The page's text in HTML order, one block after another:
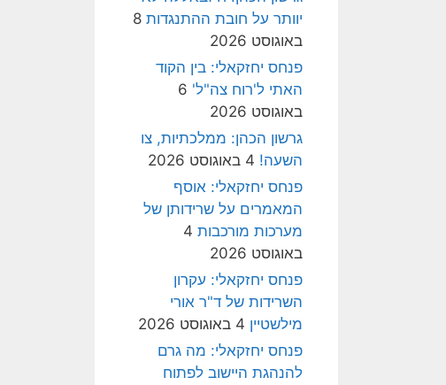
יוותר על חובת ההתנגדות 8
באוגוסט 2026
פנחס יחזקאלי: בין הקוד
האתי ל'רוח צה"ל' 6
באוגוסט 2026
גרשון הכהן: ממלכתיות, צו
השעה! 4 באוגוסט 2026
פנחס יחזקאלי: אוסף
המאמרים על שרידותן של
מערכות מורכבות 4
באוגוסט 2026
פנחס יחזקאלי: עקרון
השרידות של ד"ר אורי
מילשטיין 4 באוגוסט 2026
פנחס יחזקאלי: מה גרם
להנהגת היישוב לפתוח